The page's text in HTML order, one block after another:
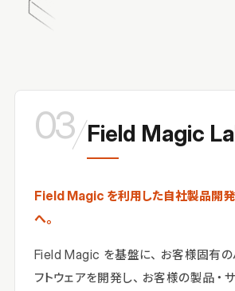
03／Field Magic
Field Magic を利用した自社製品開
へ。
Field Magic を基盤に、お客様固有の
フトウェアを開発し、お客様の製品・